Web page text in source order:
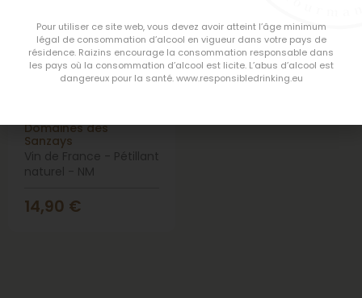
Domaines des
Sanzays
Vin de France - Pétillant
naturel - NM
14,90 €
Pour utiliser ce site web, vous devez avoir atteint l’âge minimum
légal de consommation d’alcool en vigueur dans votre pays de
résidence. Raizins encourage la consommation responsable dans
les pays où la consommation d’alcool est licite. L’abus d’alcool est
dangereux pour la santé. www.responsibledrinking.eu